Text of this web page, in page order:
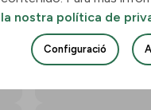
les
Dementia
d’agost de
la nostra política de
Configuració